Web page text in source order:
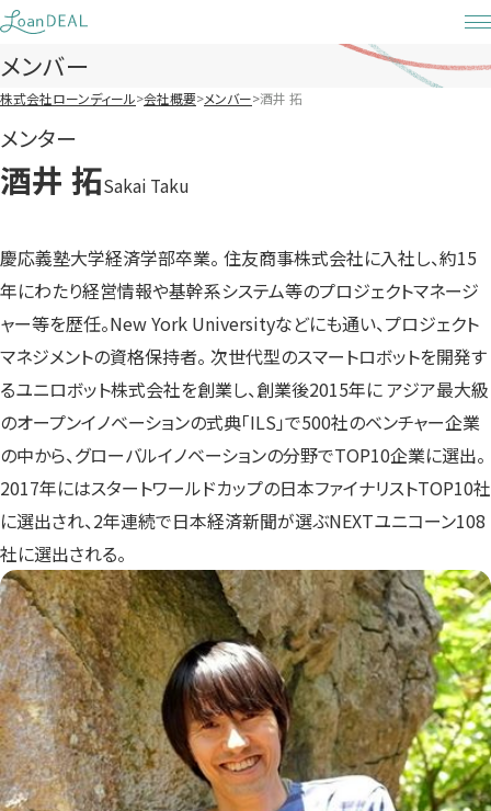
Skip
to
content
メンバー
株式会社ローンディール 会社概要 メンバー 酒井 拓
メンター
酒井 拓Sakai Taku
慶応義塾大学経済学部卒業。 住友商事株式会社に入社し、約15
年にわたり経営情報や基幹系システム等のプロジェクトマネージ
ャー等を歴任。New York Universityなどにも通い、プロジェクト
マネジメントの資格保持者。 次世代型のスマートロボットを開発す
るユニロボット株式会社を創業し、創業後2015年に アジア最大級
のオープンイノベーションの式典「ILS」で500社のベンチャー企業
の中から、グローバルイノベーションの分野でTOP10企業に選出。
2017年にはスタートワールドカップの日本ファイナリストTOP10社
に選出され、2年連続で日本経済新聞が選ぶNEXTユニコーン108
社に選出される。